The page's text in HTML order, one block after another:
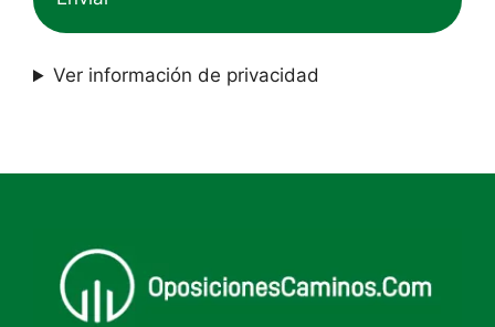
Ver información de privacidad